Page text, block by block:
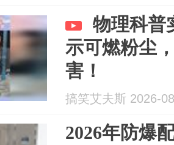
物理科普
示可燃粉尘
害！
搞笑艾夫斯 2026-
2026年防爆